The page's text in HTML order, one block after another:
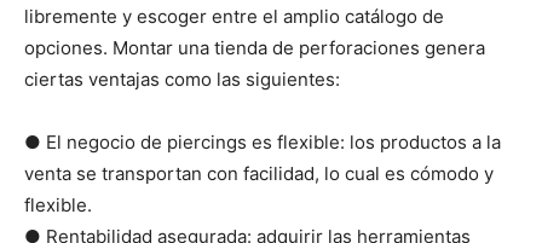
libremente y escoger entre el amplio catálogo de
opciones. Montar una tienda de perforaciones genera
ciertas ventajas como las siguientes:
● El negocio de piercings es flexible: los productos a la
venta se transportan con facilidad, lo cual es cómodo y
flexible.
● Rentabilidad asegurada: adquirir las herramientas